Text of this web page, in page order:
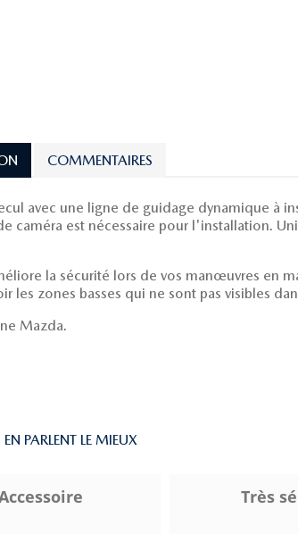
COMMENTAIRES
avec une ligne de guidage dynamique à
caméra est nécessaire pour l'installation.
la sécurité lors de vos manœuvres en
les zones basses qui ne sont pas visibles
Mazda.
PARLENT LE MIEUX
Très